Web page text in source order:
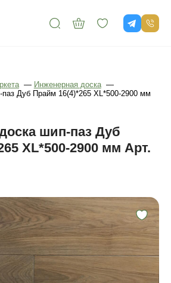
— Инженерная доска —
Дуб Прайм 16(4)*265 XL*500-2900 мм
шип-паз Дуб
XL*500-2900 мм Арт.